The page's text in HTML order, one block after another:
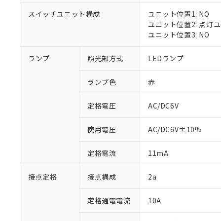
スイッチユニット構成
ユニット位置1: NO
ユニット位置2: 点灯
ユニット位置3: NO
ランプ 照光部方式 LEDランプ
ランプ色 赤
定格電圧 AC/DC6V
使用電圧 AC/DC6V±10%
定格電流 11mA
接点定格 接点構成 2a
定格通電電流 10A
ご利用条件
以下の条件をお読
当社制御機
在庫状況お
のであり、
い。
当社販売員
ている必要
対応予定：EU
対応予定なし：
調査・確認中：
非該当品：ライセ
仕入先様の事情に
があります。
六価クロム(Cr(Ⅵ))
ル（DBP） 1000ppm
但し、RoHS指令で産業
フタル酸エステル類の
※2 対応予定月
※1 中国
「－」：未確認で
*中国RoHS10物質の基
Pb(鉛) :1000ppm、 Hg(
Cr(Ⅵ)(六価クロム) :
DBP(フタル酸ジブチル
「ｅ」：有害物質
う）を輸出
などの必要な
ます。
当社は貴社
当社は、貴
記
号
○ 一定数
△ 一定数
－
在庫な